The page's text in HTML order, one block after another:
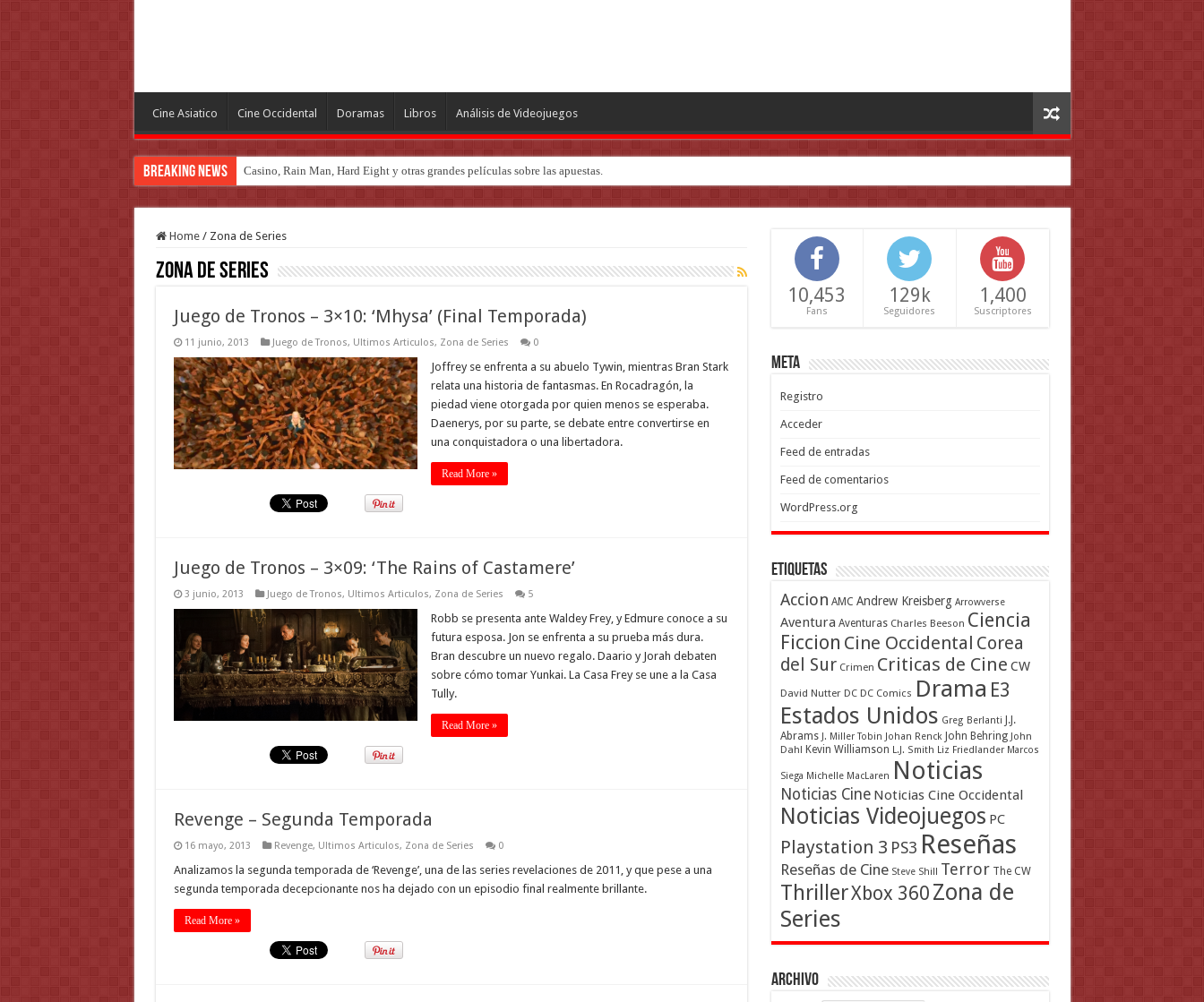
Cine Asiatico Cine Occidental Doramas Libros Análisis de Videojuegos
Breaking News Casino, Rain Man, Hard Eight y otras grandes películas sobre las apuestas.
Introducción al maravilloso mundo de ‘Deadly Premonition’
Home / Zona de Series
Zona de Series
Juego de Tronos – 3×10: ‘Mhysa’ (Final Temporada)
11 junio, 2013 Juego de Tronos, Ultimos Articulos, Zona de Series 0
Joffrey se enfrenta a su abuelo Tywin, mientras Bran Stark
relata una historia de fantasmas. En Rocadragón, la
piedad viene otorgada por quien menos se esperaba.
Daenerys, por su parte, se debate entre convertirse en
una conquistadora o una libertadora.
Read More »
Juego de Tronos – 3×09: ‘The Rains of Castamere’
3 junio, 2013 Juego de Tronos, Ultimos Articulos, Zona de Series 5
Robb se presenta ante Waldey Frey, y Edmure conoce a su
futura esposa. Jon se enfrenta a su prueba más dura.
Bran descubre un nuevo regalo. Daario y Jorah debaten
sobre cómo tomar Yunkai. La Casa Frey se une a la Casa
Tully.
Read More »
Revenge – Segunda Temporada
16 mayo, 2013 Revenge, Ultimos Articulos, Zona de Series 0
Analizamos la segunda temporada de ‘Revenge’, una de las series revelaciones de 2011, y que pese a una
segunda temporada decepcionante nos ha dejado con un episodio final realmente brillante.
Read More »
10,453
Fans
129k
Seguidores
1,400
Suscriptores
Meta
Registro
Acceder
Feed de entradas
Feed de comentarios
WordPress.org
Etiquetas
Accion AMC Andrew Kreisberg Arrowverse
Aventura Aventuras Charles Beeson Ciencia
Ficcion Cine Occidental Corea
del Sur Crimen Criticas de Cine CW
David Nutter DC DC Comics Drama E3
Estados Unidos Greg Berlanti
J.J.
Abrams J. Miller Tobin Johan Renck John Behring John
Dahl Kevin Williamson L.J. Smith Liz Friedlander Marcos
Siega Michelle MacLaren Noticias
Noticias Cine Noticias Cine Occidental
Noticias Videojuegos PC
Playstation 3 PS3 Reseñas
Reseñas de Cine Steve Shill Terror The CW
ThrillerXbox 360 Zona de
Series
Archivo